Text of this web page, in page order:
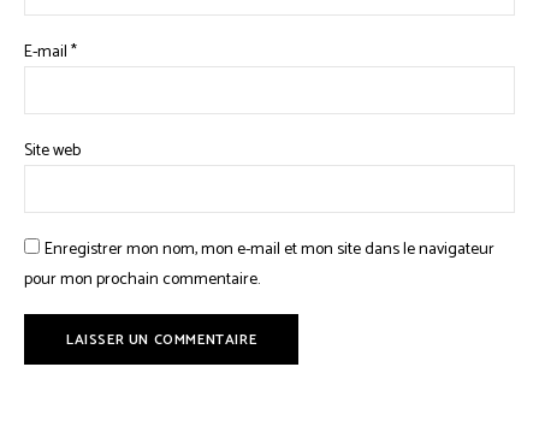
E-mail*
Site web
Enregistrer mon nom, mon e-mail et mon site dans le navigateur
pour mon prochain commentaire.